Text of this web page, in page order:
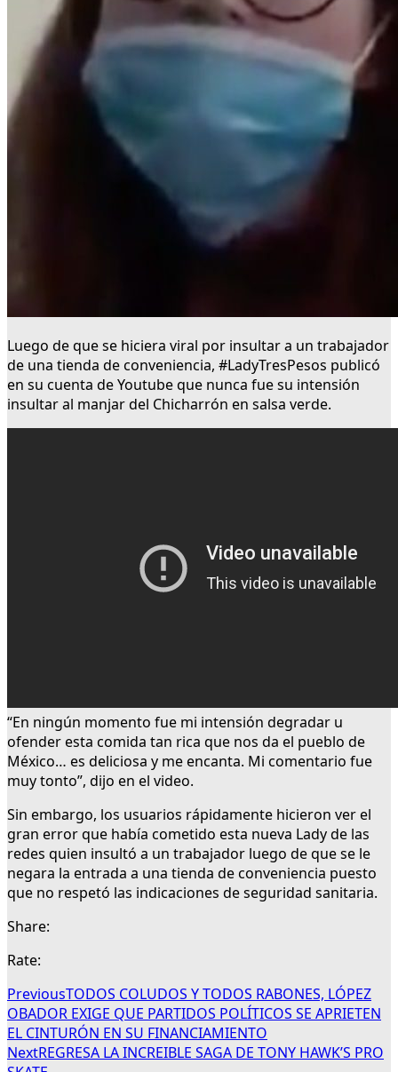
Luego de que se hiciera viral por insultar a un trabajador
de una tienda de conveniencia, #LadyTresPesos publicó
en su cuenta de Youtube que nunca fue su intensión
insultar al manjar del Chicharrón en salsa verde.
“En ningún momento fue mi intensión degradar u
ofender esta comida tan rica que nos da el pueblo de
México… es deliciosa y me encanta. Mi comentario fue
muy tonto”, dijo en el video.
Sin embargo, los usuarios rápidamente hicieron ver el
gran error que había cometido esta nueva Lady de las
redes quien insultó a un trabajador luego de que se le
negara la entrada a una tienda de conveniencia puesto
que no respetó las indicaciones de seguridad sanitaria.
Share:
Rate:
PreviousTODOS COLUDOS Y TODOS RABONES, LÓPEZ
OBADOR EXIGE QUE PARTIDOS POLÍTICOS SE APRIETEN
EL CINTURÓN EN SU FINANCIAMIENTO
NextREGRESA LA INCREIBLE SAGA DE TONY HAWK’S PRO